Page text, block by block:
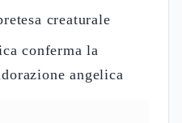
creaturale
conferma la
angelica